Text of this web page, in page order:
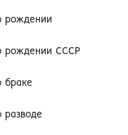
рождении
рождении СССР
браке
разводе